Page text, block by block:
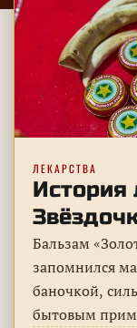
ЛЕКАРСТВА
История
Бальзам
запомнился
баночкой,
бытовым